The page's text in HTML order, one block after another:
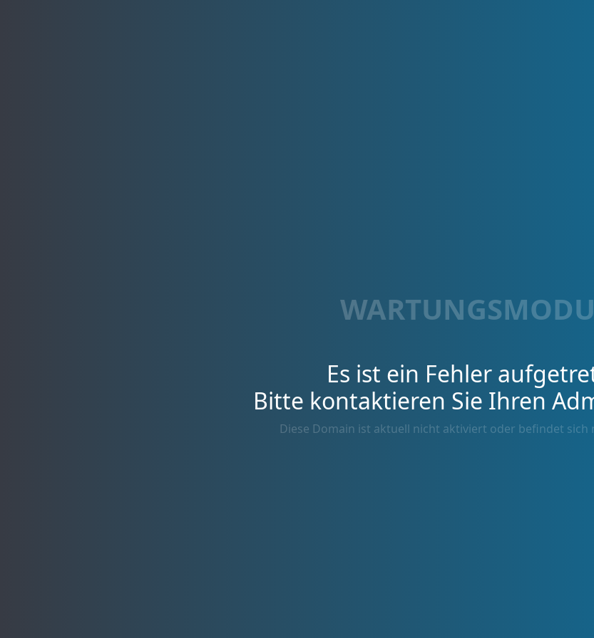
Es ist ein Fehler
Bitte kontaktieren Sie Ihren
Diese Domain ist aktuell nicht aktiviert oder befindet sich